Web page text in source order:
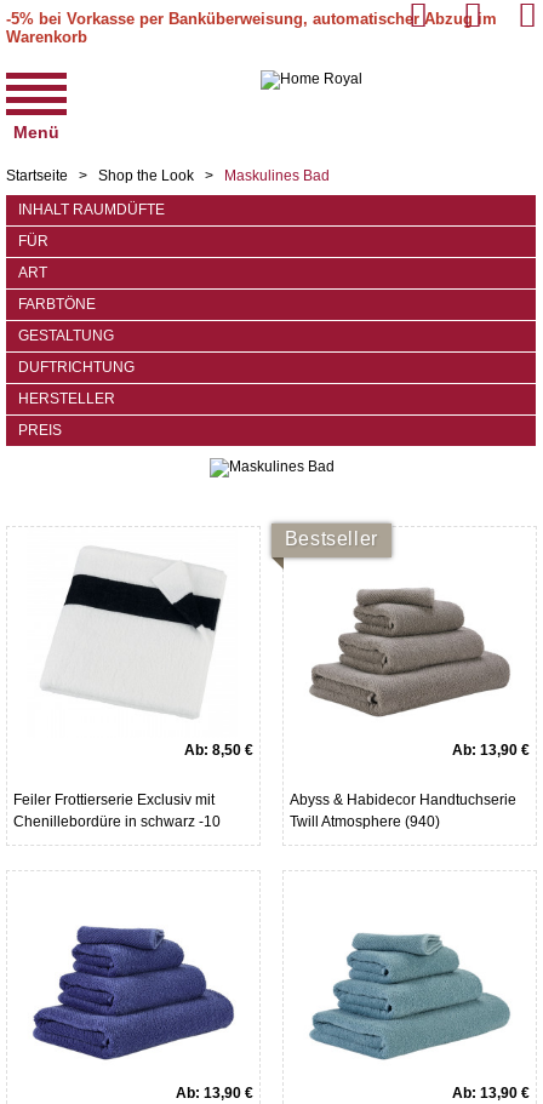
-5% bei Vorkasse per Banküberweisung, automatischer Abzug im
Warenkorb
Menü
Startseite > Shop the Look >
Maskulines Bad
INHALT RAUMDÜFTE
FÜR
ART
FARBTÖNE
GESTALTUNG
DUFTRICHTUNG
HERSTELLER
PREIS
Ab: 8,50 €
Feiler Frottierserie Exclusiv mit
Chenillebordüre in schwarz -10
Bestseller
Ab: 13,90 €
Abyss & Habidecor Handtuchserie
Twill Atmosphere (940)
Ab: 13,90 € Ab: 13,90 €